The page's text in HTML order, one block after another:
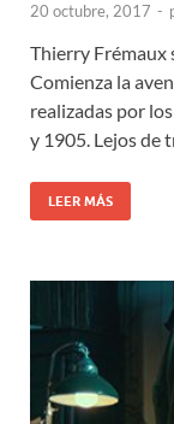
20 octubre, 2017 -
Thierry Frémaux
Comienza la
realizadas por
y 1905. Lejos de
LEER MÁS